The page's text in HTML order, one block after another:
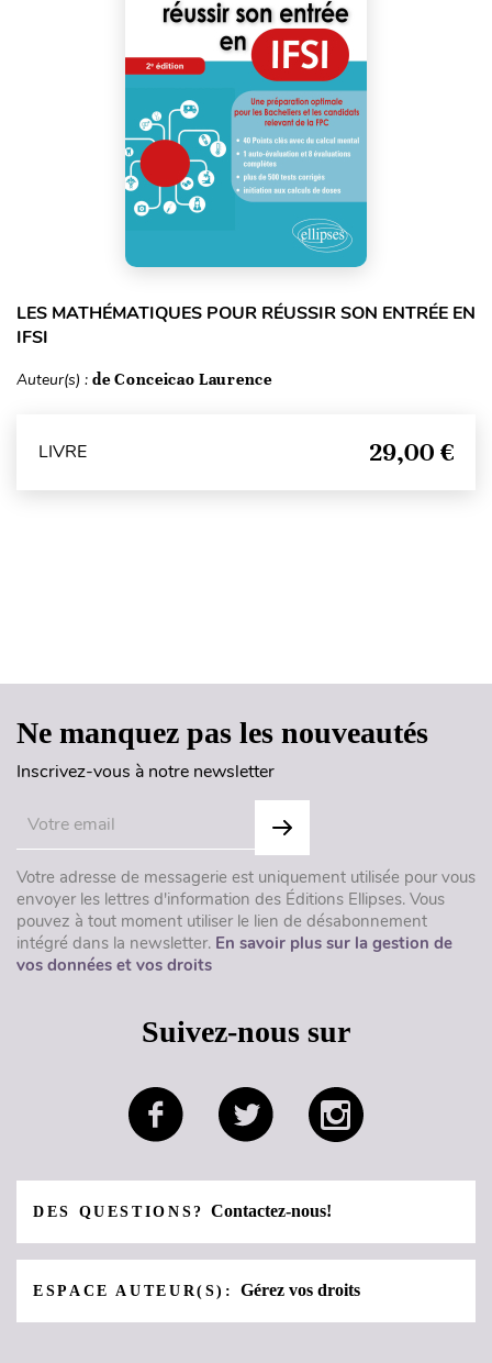
LES MATHÉMATIQUES POUR RÉUSSIR SON ENTRÉE EN
IFSI
Auteur(s) : de Conceicao Laurence
LIVRE 29,00 €
Ne manquez pas les nouveautés
Inscrivez-vous à notre newsletter
Votre adresse de messagerie est uniquement utilisée pour vous
envoyer les lettres d'information des Éditions Ellipses. Vous
pouvez à tout moment utiliser le lien de désabonnement
intégré dans la newsletter. En savoir plus sur la gestion de
vos données et vos droits
Suivez-nous sur
DES QUESTIONS?Contactez-nous!
ESPACE AUTEUR(S):Gérez vos droits